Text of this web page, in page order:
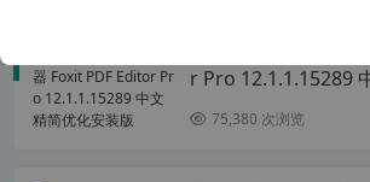
r Pro 12.1.1.15289
75,380 次浏览